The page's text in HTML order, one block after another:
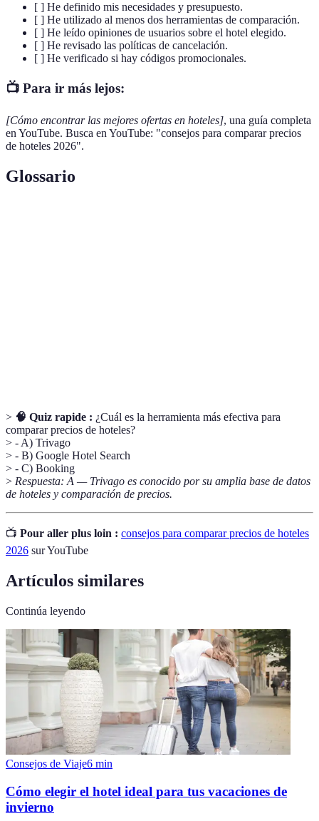
[ ] He definido mis necesidades y presupuesto.
[ ] He utilizado al menos dos herramientas de comparación.
[ ] He leído opiniones de usuarios sobre el hotel elegido.
[ ] He revisado las políticas de cancelación.
[ ] He verificado si hay códigos promocionales.
📺 Para ir más lejos:
[Cómo encontrar las mejores ofertas en hoteles], una guía completa
en YouTube. Busca en YouTube: "consejos para comparar precios
de hoteles 2026".
Glossario
> 🧠 Quiz rapide : ¿Cuál es la herramienta más efectiva para
comparar precios de hoteles?
> - A) Trivago
> - B) Google Hotel Search
> - C) Booking
> Respuesta: A — Trivago es conocido por su amplia base de datos
de hoteles y comparación de precios.
📺 Pour aller plus loin : consejos para comparar precios de hoteles
2026 sur YouTube
Artículos similares
Continúa leyendo
Consejos de Viaje6 min
Cómo elegir el hotel ideal para tus vacaciones de
invierno